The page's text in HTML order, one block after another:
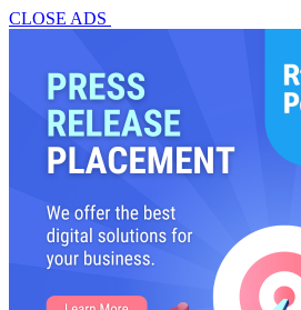
CLOSE ADS